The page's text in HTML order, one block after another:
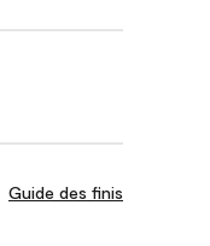
Guide des finis